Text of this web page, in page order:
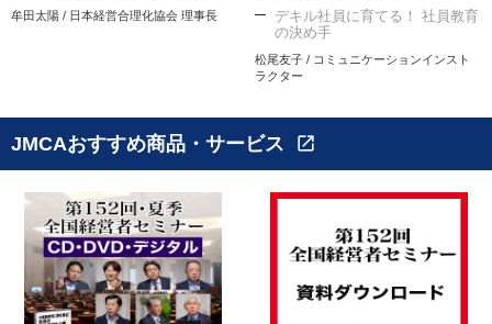
牟田太陽 / 日本経営合理化協会 理事長
デキル社員に育てる！ 社員教育
の決め手
松尾友子 / コミュニケーションインスト
ラクター
JMCAおすすめ商品・サービス open_in_new